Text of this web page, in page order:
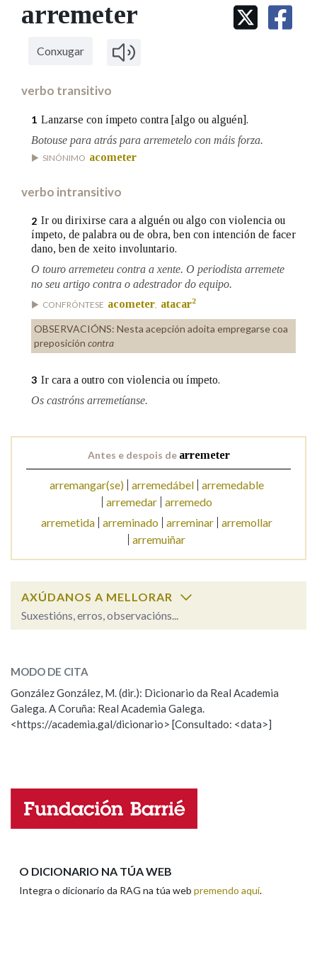
IDENTIDADE CORPORATIVA
MARCIAL DEL ADALID
FIGURAS HOMENAXEADAS
Facebook
TwitterYoutubeInstagram
Bluesky
BUSCAR NOS LEMAS
Comeza por
Contén
BUSCAR NO CONTIDO
Nas definicións
Nos exemplos
Na fraseoloxía
Marcas gramaticais
LIMPAR BUSCA
arremeter
Conxugar
verbo transitivo
1 Lanzarse con ímpeto contra [algo ou alguén].
Botouse para atrás para arremetelo con máis forza.
SINÓNIMO acometer
verbo intransitivo
2 Ir ou dirixirse cara a alguén ou algo con violencia ou
ímpeto, de palabra ou de obra, ben con intención de facer
dano, ben de xeito involuntario.
O touro arremeteu contra a xente. O periodista arremete
no seu artigo contra o adestrador do equipo.
CONFRÓNTESE acometer, atacar2
OBSERVACIÓNS: Nesta acepción adoita empregarse coa
preposición contra
3 Ir cara a outro con violencia ou ímpeto.
Os castróns arremetíanse.
Antes e despois de arremeter
arremangar(se) arremedábel arremedable
arremedar
arremedo
arremetida arreminado arreminar arremollar
arremuiñar
AXÚDANOS A MELLORAR
Suxestións, erros, observacións...
ESCOLLE UNHA OPCIÓN:
Observación Hai un erro na palabra
Propoño mellorar a definición
Nome
MODO DE CITA
González González, M. (dir.): Dicionario da Real Academia
Galega. A Coruña: Real Academia Galega.
<https://academia.gal/dicionario> [Consultado: <data>]
O DICIONARIO NA TÚA WEB
Integra o dicionario da RAG na túa web premendo aquí.